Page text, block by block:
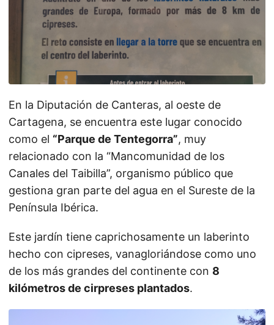
En la Diputación de Canteras, al oeste de
Cartagena, se encuentra este lugar conocido
como el “Parque de Tentegorra”, muy
relacionado con la “Mancomunidad de los
Canales del Taibilla”, organismo público que
gestiona gran parte del agua en el Sureste de la
Península Ibérica.
Este jardín tiene caprichosamente un laberinto
hecho con cipreses, vanagloriándose como uno
de los más grandes del continente con 8
kilómetros de cirpreses plantados.